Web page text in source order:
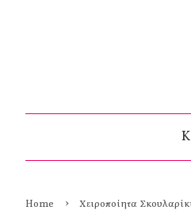
Home › Χειροποίητα